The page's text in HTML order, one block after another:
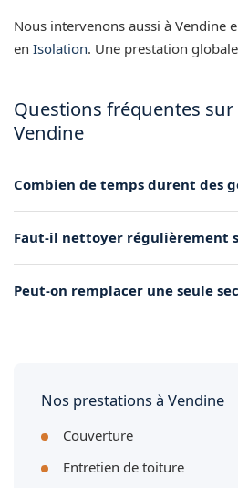
Nous intervenons aussi à Vendine
en Isolation. Une prestation
Questions fréquentes sur
Vendine
Combien de temps durent des
matériau le plus durable.
Faut-il nettoyer régulièrement
débordements et stagnation.
Peut-on remplacer une seule
Nos prestations à Vendine
Couverture
Entretien de toiture